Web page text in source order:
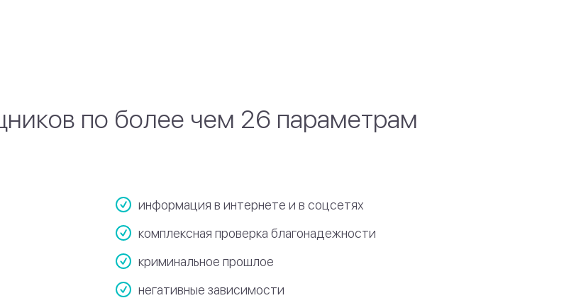
по более чем 26 параметрам
информация в интернете и в соцсетях
комплексная проверка благонадежности
криминальное прошлое
негативные зависимости